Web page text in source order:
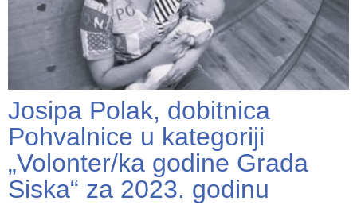
Josipa Polak, dobitnica
Pohvalnice u kategoriji
„Volonter/ka godine Grada
Siska“ za 2023. godinu